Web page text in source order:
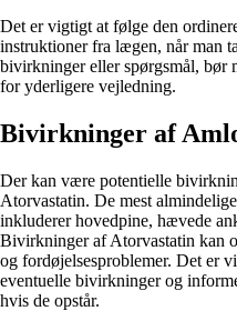
Det er vigtigt at følge den
instruktioner fra lægen, når man
bivirkninger eller spørgsmål, bør
for yderligere vejledning.
Bivirkninger af
Der kan være potentielle
Atorvastatin. De mest
inkluderer hovedpine, hævede
Bivirkninger af Atorvastatin kan
og fordøjelsesproblemer. Det er
eventuelle bivirkninger og
hvis de opstår.